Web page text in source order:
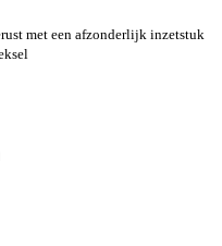
met een afzonderlijk inzetstuk